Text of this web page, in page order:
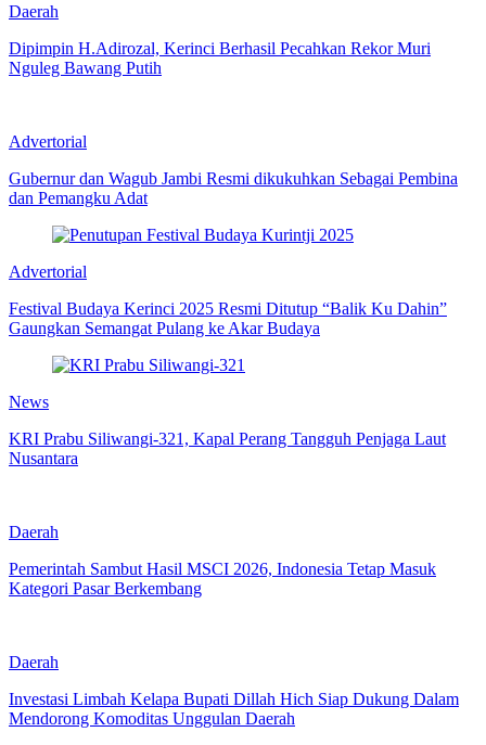
Daerah
Dipimpin H.Adirozal, Kerinci Berhasil Pecahkan Rekor Muri
Nguleg Bawang Putih
Advertorial
Gubernur dan Wagub Jambi Resmi dikukuhkan Sebagai Pembina
dan Pemangku Adat
Advertorial
Festival Budaya Kerinci 2025 Resmi Ditutup “Balik Ku Dahin”
Gaungkan Semangat Pulang ke Akar Budaya
News
KRI Prabu Siliwangi-321, Kapal Perang Tangguh Penjaga Laut
Nusantara
Daerah
Pemerintah Sambut Hasil MSCI 2026, Indonesia Tetap Masuk
Kategori Pasar Berkembang
Daerah
Investasi Limbah Kelapa Bupati Dillah Hich Siap Dukung Dalam
Mendorong Komoditas Unggulan Daerah